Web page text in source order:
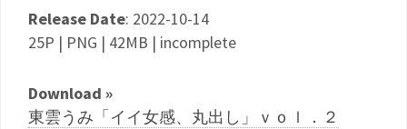
Release Date: 2022-10-14
25P | PNG | 42MB | incomplete
Download »
東雲うみ「イイ女感、丸出し」ｖｏｌ．２